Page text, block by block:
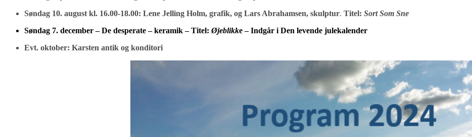
Søndag 10. august kl. 16.00-18.00: Lene Jelling Holm, grafik, og Lars Abrahamsen, skulptur. Titel: Sort Som Sne
Søndag 7. december – De desperate – keramik – Titel: Øjeblikke – Indgår i Den levende julekalender
Evt. oktober: Karsten antik og konditori